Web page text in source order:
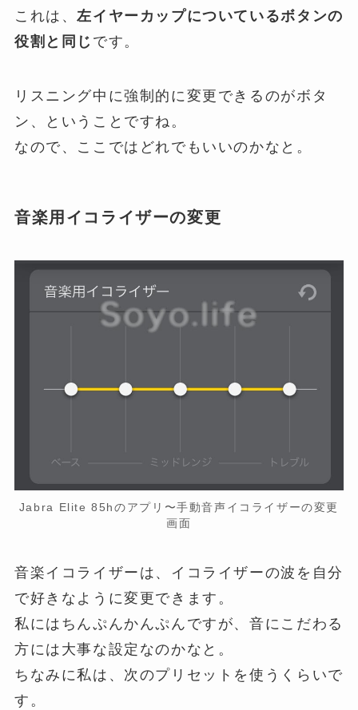
これは、左イヤーカップについているボタンの
役割と同じ です。
リスニング中に強制的に変更できるのがボタ
ン、ということですね。
なので、ここではどれでもいいのかなと。
音楽用イコライザーの変更
Jabra Elite 85hのアプリ〜手動音声イコライザーの変更
画面
音楽イコライザーは、イコライザーの波を自分
で好きなように変更できます。
私にはちんぷんかんぷんですが、音にこだわる
方には大事な設定なのかなと。
ちなみに私は、次のプリセットを使うくらいで
す。